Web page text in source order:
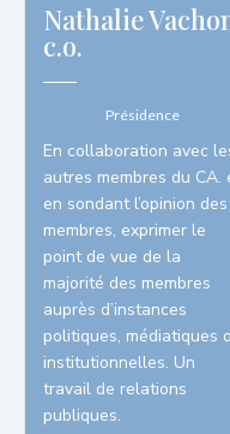
Nathalie
c.o.
Présidence
En collaboration avec
autres membres du CA.
en sondant l’opinion des
membres, exprimer le
point de vue de la
majorité des membres
auprès d’instances
politiques, médiatiques
institutionnelles. Un
travail de relations
publiques.